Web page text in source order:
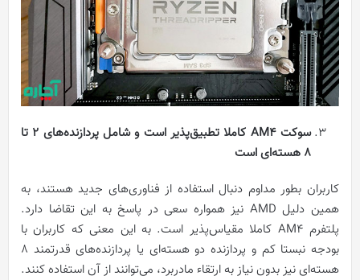
سوکتAM4
کاملا تطبیق‌پذیر است و شامل پردازنده‌های 2 تا
8 هسته‌ای است
کاربران بطور مداوم دنبال استفاده از فناوری‌های جدید هستند، به
همین دلیل AMD نیز همواره سعی در پاسخ به این تقاضا دارد.
پلتفرم AM4 کاملا مقیاس‌پذیر است. به این معنی که کاربران با
بودجه نبستا کم و پردازنده دو هسته‌ای یا پردازنده‌های قدرتمند 8
هسته‌ای نیز بدون نیاز به ارتقاء مادربرد، می‌توانند از آن استفاده کنند.